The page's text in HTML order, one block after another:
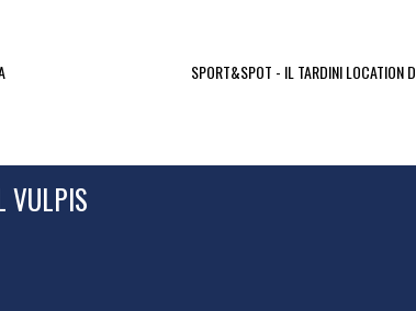
SPORT&SPOT - IL TARDINI LOCATION
VULPIS